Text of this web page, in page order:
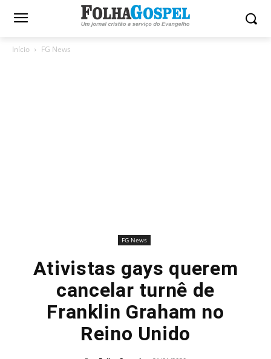
Início FG News
FG News
Ativistas gays querem
cancelar turnê de
Franklin Graham no
Reino Unido